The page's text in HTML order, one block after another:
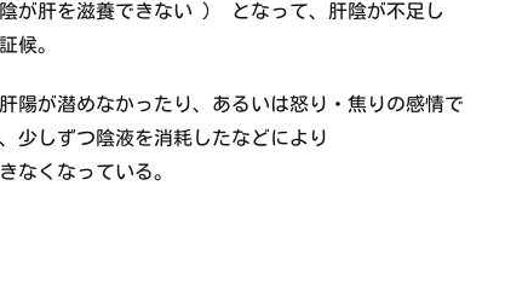
が肝を滋養できない ） となって、肝陰が不足し
候。
陽が潜めなかったり、あるいは怒り・焦りの感情で
少しずつ陰液を消耗したなどにより
なくなっている。